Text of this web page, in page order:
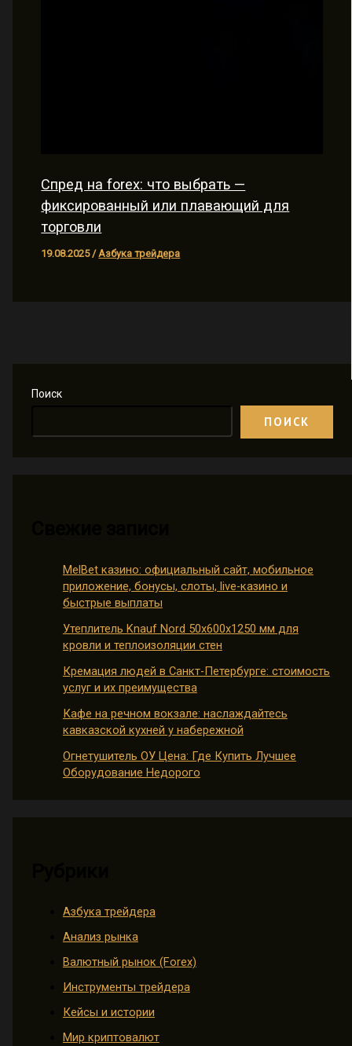
Поиск
ПОИСК
MelBet казино: официальный сайт, мобильное
приложение, бонусы, слоты, live-казино и
быстрые выплаты
Утеплитель Knauf Nord 50х600х1250 мм для
кровли и теплоизоляции стен
Кремация людей в Санкт-Петербурге: стоимость
услуг и их преимущества
Кафе на речном вокзале: наслаждайтесь
кавказской кухней у набережной
Огнетушитель ОУ Цена: Где Купить Лучшее
Оборудование Недорого
Азбука трейдера
Анализ рынка
Валютный рынок (Forex)
Инструменты трейдера
Кейсы и истории
Мир криптовалют
Спред на forex: что выбрать —
фиксированный или плавающий для
торговли
19.08.2025/Азбука трейдера